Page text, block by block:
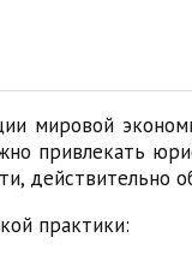
мировой
привлекать
практики: